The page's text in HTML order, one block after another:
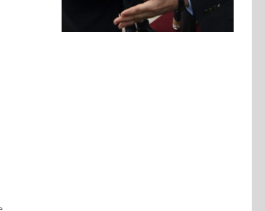
ROSE VALLAND, HEROÏNE DE LA
RESISTANCE FRANÇAISE